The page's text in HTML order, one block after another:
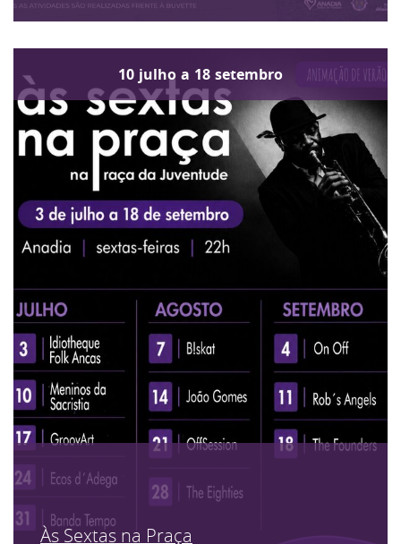
10 julho a 18 setembro
Às Sextas na Praça